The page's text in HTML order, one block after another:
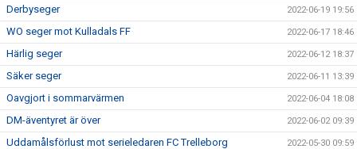
Derbyseger 2022-06-19 19:56
WO seger mot Kulladals FF 2022-06-17 18:46
Härlig seger 2022-06-12 18:37
Säker seger 2022-06-11 13:39
Oavgjort i sommarvärmen 2022-06-04 18:08
DM-äventyret är över 2022-06-02 09:39
Uddamålsförlust mot serieledaren FC Trelleborg 2022-05-30 09:59